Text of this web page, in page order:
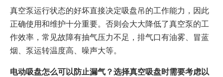
真空泵运行状态的好坏直接决定吸盘吊的工作能力，因此
正确使用和维护十分重要。否则会大大降低了真空泵的工
作效率，常见故障有抽气压力不足，排气口有油雾、冒蓝
烟、泵运转温度高、噪声大等。
电动吸盘怎么可以防止漏气？选择真空吸盘时需要考虑以